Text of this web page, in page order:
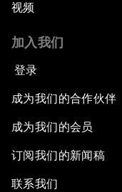
视频
加入我们
登录
成为我们的合作伙伴
成为我们的会员
订阅我们的新闻稿
联系我们